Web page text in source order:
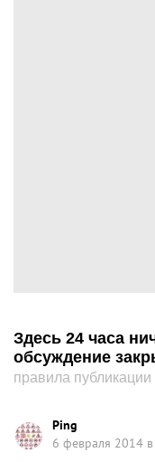
Здесь 24 часа
обсуждение
правила публикации
Ping
6 февраля 2014